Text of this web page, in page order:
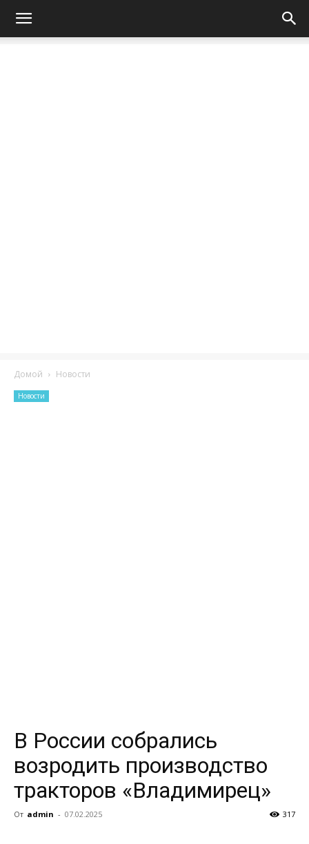
Домой Новости
Новости
В России собрались
возродить производство
тракторов «Владимирец»
От admin - 07.02.2025 317